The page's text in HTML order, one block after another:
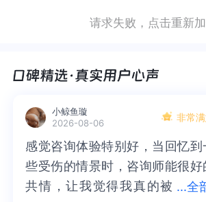
们去做夫妻咨询或者是家庭咨询，
询。现在的家庭关系困境是你的
询师，世界和我爱着你。
询或者是家庭咨询，在咨询师的帮
庭关系困境是你的抑郁症的一个
我爱着你。
子，她就不再帮忙了只是这一小点
觉得没有任何问题的，因为我们要
父母工作比较忙的时候，可以请
孩子，或者公公婆婆如果有时间也
是等到晚上下了班之后，特别是
那么照顾孩子的主力军，一定是
妈妈而剩下来的爷爷奶奶呀，外
是搭把手而已这一点，或许每个
样的，比如说我并没有想要生孩
婆逼着我生的，是老公逼着我
就不再帮忙了只是这一小点来说，
有任何问题的，因为我们要了解到
作比较忙的时候，可以请个育儿
或者公公婆婆如果有时间也可以帮
晚上下了班之后，特别是育儿嫂
顾孩子的主力军，一定是这个孩
剩下来的爷爷奶奶呀，外公外婆
手而已这一点，或许每个家庭的
比如说我并没有想要生孩子，这
我生的，是老公逼着我生，且在
关怀，但是对于公婆，你已经表现
新婚房，虽然不大，但是依旧是
题，你觉得是否可以请一个长
一周岁，可以送到早教机构进行
孩子的时间也不会太长。如果你
那么你觉得是否可以跟丈夫进行
对于公婆，你已经表现出不想要接
然不大，但是依旧是你们独立的
是否可以请一个长期保姆专门带
送到早教机构进行早教学习，保
不会太长。如果你担忧丈夫的为
否可以跟丈夫进行一场深度沟通
心正念正知正觉知行合一，父母与
不轻松痛并快乐着。
正知正觉知行合一，父母与子女是
痛并快乐着。
请求失败，点击重新
小鲸鱼璇
2026-08-06
非常
...全
感觉咨询体验特别好，当回忆到
些受伤的情景时，咨询师能很好
共情，让我觉得我真的被
感觉咨询体验特别好，当回忆到
些受伤的情景时，咨询师能很好
共情，让我觉得我真的被抱住了